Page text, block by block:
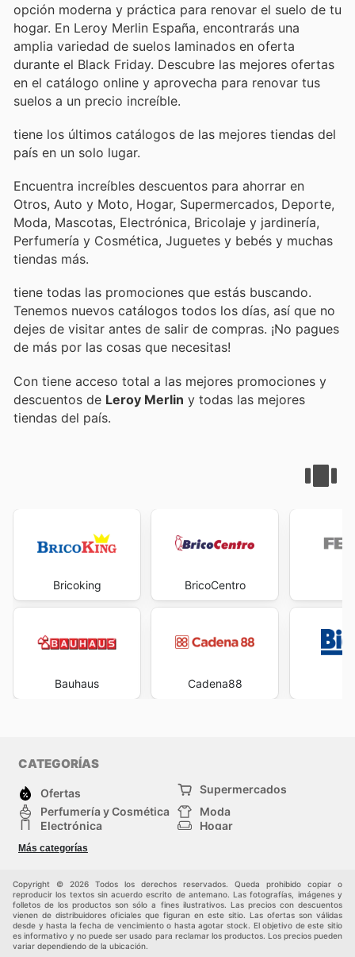
opción moderna y práctica para renovar el suelo de tu
hogar. En Leroy Merlin España, encontrarás una
amplia variedad de suelos laminados en oferta
durante el Black Friday. Descubre las mejores ofertas
en el catálogo online y aprovecha para renovar tus
suelos a un precio increíble.
tiene los últimos catálogos de las mejores tiendas del
país en un solo lugar.
Encuentra increíbles descuentos para ahorrar en
Otros, Auto y Moto, Hogar, Supermercados, Deporte,
Moda, Mascotas, Electrónica, Bricolaje y jardinería,
Perfumería y Cosmética, Juguetes y bebés y muchas
tiendas más.
tiene todas las promociones que estás buscando.
Tenemos nuevos catálogos todos los días, así que no
dejes de visitar antes de salir de compras. ¡No pagues
de más por las cosas que necesitas!
Con tiene acceso total a las mejores promociones y
descuentos de Leroy Merlin y todas las mejores
tiendas del país.
Bricoking
Bauhaus
BricoCentro
Cadena88
CATEGORÍAS
Ofertas
Supermercados
Perfumería y Cosmética
Moda
Electrónica
Hogar
Deporte
Juguetes y bebés
Más categorías
Copyright © 2026 Todos los derechos reservados. Queda prohibido copiar o
reproducir los textos sin acuerdo escrito de antemano. Las fotografías, imágenes y
folletos de los productos son sólo a fines ilustrativos. Las precios con descuentos
vienen de distribuidores oficiales que figuran en este sitio. Las ofertas son válidas
desde y hasta la fecha de vencimiento o hasta agotar stock. El objetivo de este sitio
es informativo y no puede ser usado para reclamar los productos. Los precios pueden
variar dependiendo de la ubicación.